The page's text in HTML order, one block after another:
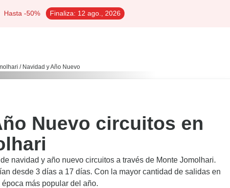
Hasta -50% Finaliza: 12 ago., 2026
/ Navidad y Año Nuevo
Nuevo circuitos en
navidad y año nuevo circuitos a través de Monte Jomolhari.
desde 3 días a 17 días. Con la mayor cantidad de salidas en
más popular del año.